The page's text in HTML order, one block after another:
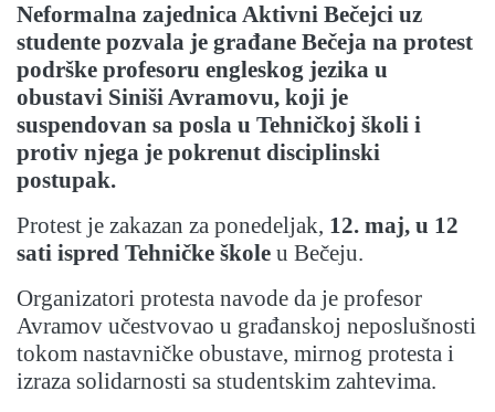
Neformalna zajednica Aktivni Bečejci uz
studente pozvala je građane Bečeja na protest
podrške profesoru engleskog jezika u
obustavi Siniši Avramovu, koji je
suspendovan sa posla u Tehničkoj školi i
protiv njega je pokrenut disciplinski
postupak.
Protest je zakazan za ponedeljak, 12. maj, u 12
sati ispred Tehničke škole u Bečeju.
Organizatori protesta navode da je profesor
Avramov učestvovao u građanskoj neposlušnosti
tokom nastavničke obustave, mirnog protesta i
izraza solidarnosti sa studentskim zahtevima.